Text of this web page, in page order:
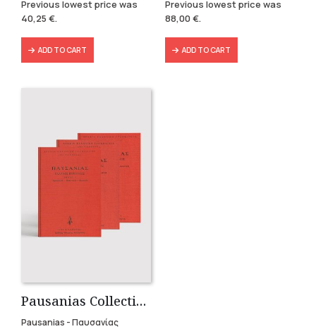
was:
57,49 €.
is:
Previous lowest price was
40,25 €.
ADD TO CART
was: is:
Previous lowest price was
88,00€.
ADD TO CART
Pausanias Collection – Hardbound (3 volumes)
Pausanias - Παυσανίας